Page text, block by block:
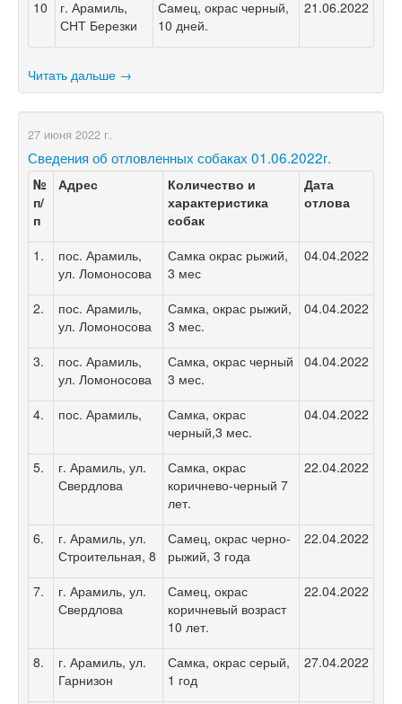
10
г. Арамиль,
СНТ Березки
Самец, окрас черный,
10 дней.
21.06.2022
Читать дальше →
27 июня 2022 г.
Сведения об отловленных собаках 01.06.2022г.
№
п/
п
Адрес
Количество и
характеристика
собак
Дата
отлова
1.
пос. Арамиль,
ул. Ломоносова
Самка окрас рыжий,
3 мес
04.04.2022
2.
пос. Арамиль,
ул. Ломоносова
Самка, окрас рыжий,
3 мес.
04.04.2022
3.
пос. Арамиль,
ул. Ломоносова
Самка, окрас черный
3 мес.
04.04.2022
4. пос. Арамиль,
Самка, окрас
черный,3 мес.
04.04.2022
5.
г. Арамиль, ул.
Свердлова
Самка, окрас
коричнево-черный 7
лет.
22.04.2022
6.
г. Арамиль, ул.
Строительная, 8
Самец, окрас черно-
рыжий, 3 года
22.04.2022
7.
г. Арамиль, ул.
Свердлова
Самец, окрас
коричневый возраст
10 лет.
22.04.2022
8.
г. Арамиль, ул.
Гарнизон
Самка, окрас серый,
1 год
27.04.2022